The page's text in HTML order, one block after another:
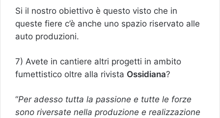
Si il nostro obiettivo è questo visto che in
queste fiere c’è anche uno spazio riservato alle
auto produzioni.
7) Avete in cantiere altri progetti in ambito
fumettistico oltre alla rivista Ossidiana?
“Per adesso tutta la passione e tutte le forze
sono riversate nella produzione e realizzazione